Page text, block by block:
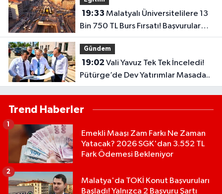
19:33
Bin 750 TL Burs Fırsatı! Başvurular
Başlıyor...
Gündem
19:02
Pütürge’de Dev Yatırımlar Masada..
Trend Haberler
Emekli Maaşı Zam Farkı Ne Zaman
Yatacak? 2026 SGK'dan 3.552 TL
Fark Ödemesi Bekleniyor
1
Malatya'da TOKİ Konut Başvuruları
Başladı! Yalnızca 2 Başvuru Şartı
2